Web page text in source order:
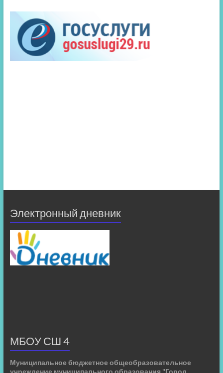
Электронный дневник
МБОУ СШ 4
Муниципальное бюджетное общеобразовательное
учреждение муниципального образования "Город